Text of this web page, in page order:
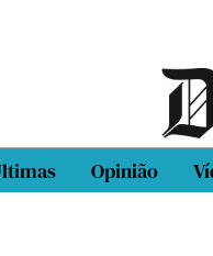
Opinião